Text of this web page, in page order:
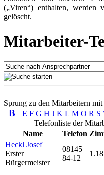
(„Viren“) enthalten, werden
gelöscht.
Mitarbeiter-
Sprung zu den Mitarbeitern
B E F G H J K L M O R S
Telefonliste der
Name
Telefon
Heckl Josef
Erster
Bürgermeister
08145
84-12
1.18